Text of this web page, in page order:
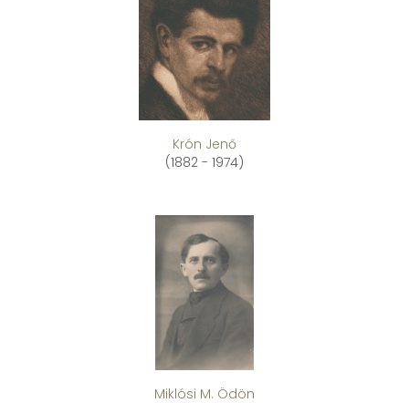
Krón Jenő
(1882 - 1974)
Miklósi M. Ödön